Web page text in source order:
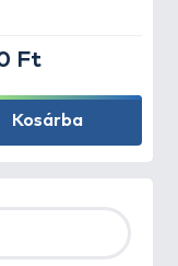
Ft
Kosárba